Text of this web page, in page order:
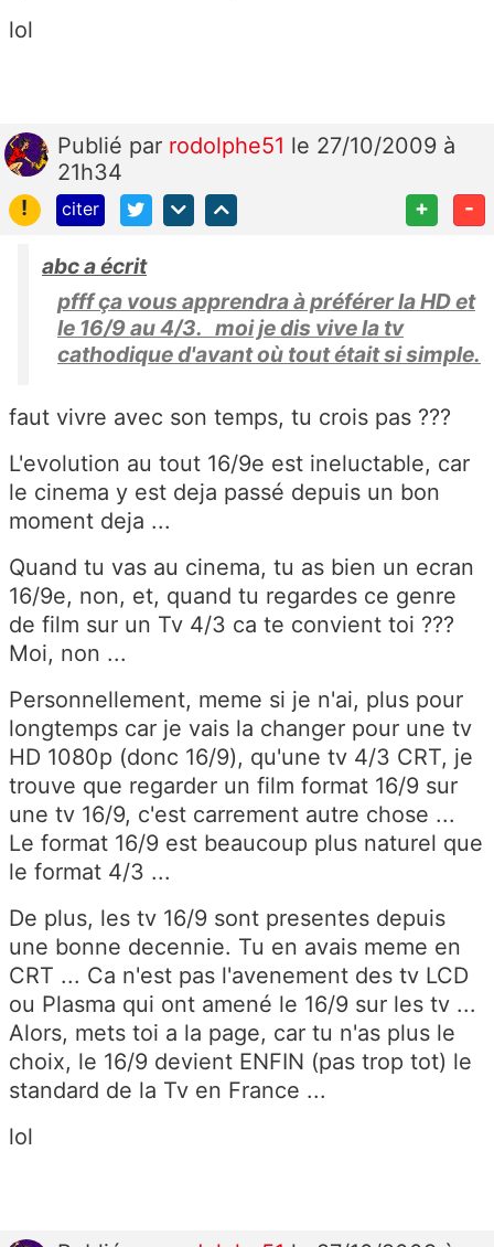
lol
Publié par rodolphe51 le 27/10/2009 à
21h34
!
citer + -
abc a écrit
pfff ça vous apprendra à préférer la HD et
le 16/9 au 4/3. moi je dis vive la tv
cathodique d'avant où tout était si simple.
faut vivre avec son temps, tu crois pas ???
L'evolution au tout 16/9e est ineluctable, car
le cinema y est deja passé depuis un bon
moment deja ...
Quand tu vas au cinema, tu as bien un ecran
16/9e, non, et, quand tu regardes ce genre
de film sur un Tv 4/3 ca te convient toi ???
Moi, non ...
Personnellement, meme si je n'ai, plus pour
longtemps car je vais la changer pour une tv
HD 1080p (donc 16/9), qu'une tv 4/3 CRT, je
trouve que regarder un film format 16/9 sur
une tv 16/9, c'est carrement autre chose ...
Le format 16/9 est beaucoup plus naturel que
le format 4/3 ...
De plus, les tv 16/9 sont presentes depuis
une bonne decennie. Tu en avais meme en
CRT ... Ca n'est pas l'avenement des tv LCD
ou Plasma qui ont amené le 16/9 sur les tv ...
Alors, mets toi a la page, car tu n'as plus le
choix, le 16/9 devient ENFIN (pas trop tot) le
standard de la Tv en France ...
lol